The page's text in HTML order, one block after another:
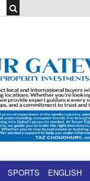
SPORTS ENGLISH